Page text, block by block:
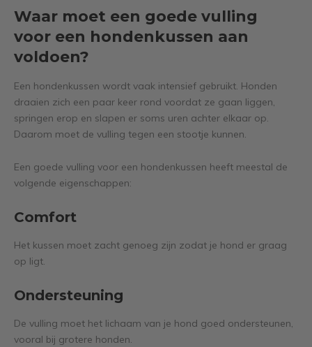
Waar moet een goede vulling
voor een hondenkussen aan
voldoen?
Een hondenkussen wordt vaak intensief gebruikt. Honden
draaien zich een paar keer rond voordat ze gaan liggen,
springen erop en slapen er soms uren achter elkaar op.
Daarom moet de vulling tegen een stootje kunnen.
Een goede vulling voor een hondenkussen heeft meestal de
volgende eigenschappen:
Comfort
Het kussen moet zacht genoeg zijn zodat je hond er graag
op ligt.
Ondersteuning
De vulling moet het lichaam van je hond goed ondersteunen,
vooral bij grotere honden.